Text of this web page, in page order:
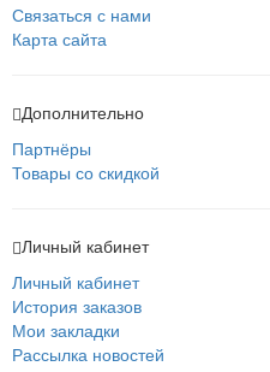
Связаться с нами
Карта сайта
Дополнительно
Партнёры
Товары со скидкой
Личный кабинет
Личный кабинет
История заказов
Мои закладки
Рассылка новостей